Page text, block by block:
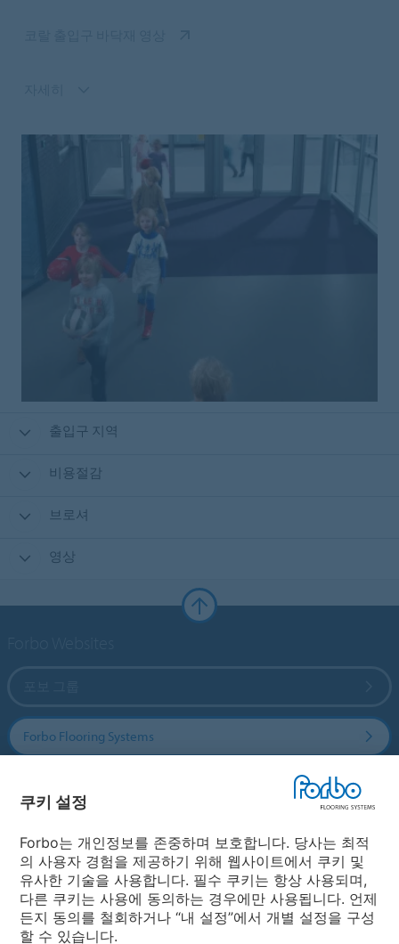
출입구 지역
비용절감
브로셔
영상
Forbo Flooring Systems
국가
국가 선택
쿠키 설정
Forbo는 개인정보를 존중하며 보호합니다. 당사는 최적
의 사용자 경험을 제공하기 위해 웹사이트에서 쿠키 및
유사한 기술을 사용합니다. 필수 쿠키는 항상 사용되며,
다른 쿠키는 사용에 동의하는 경우에만 사용됩니다. 언제
든지 동의를 철회하거나 “내 설정”에서 개별 설정을 구성
할 수 있습니다.